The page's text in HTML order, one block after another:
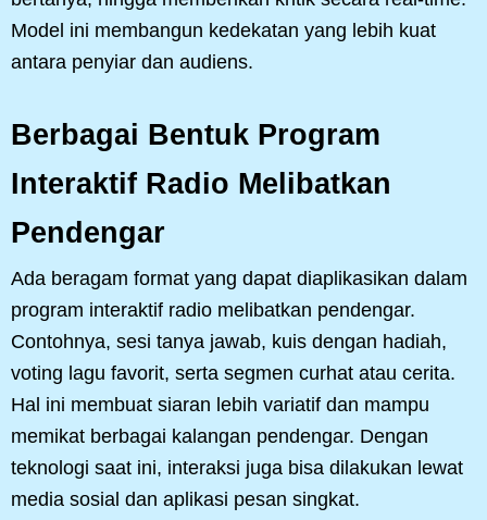
Model ini membangun kedekatan yang lebih kuat
antara penyiar dan audiens.
Berbagai Bentuk Program
Interaktif Radio Melibatkan
Pendengar
Ada beragam format yang dapat diaplikasikan dalam
program interaktif radio melibatkan pendengar.
Contohnya, sesi tanya jawab, kuis dengan hadiah,
voting lagu favorit, serta segmen curhat atau cerita.
Hal ini membuat siaran lebih variatif dan mampu
memikat berbagai kalangan pendengar. Dengan
teknologi saat ini, interaksi juga bisa dilakukan lewat
media sosial dan aplikasi pesan singkat.